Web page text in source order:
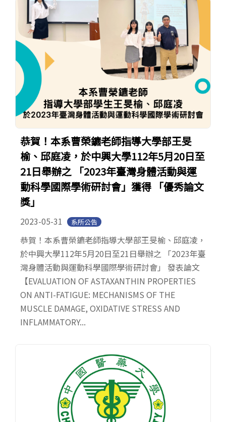
恭賀！本系曹榮鑣老師指導大學部王旻
榆、邱庭凌，於中興大學112年5月20日至
21日舉辦之 「2023年臺灣身體活動與運
動科學國際學術研討會」獲得 「優秀論文
獎」
2023-05-31 系所公告
恭賀！本系曹榮鑣老師指導大學部王旻榆、邱庭凌，
於中興大學112年5月20日至21日舉辦之 「2023年臺
灣身體活動與運動科學國際學術研討會」 發表論文
【EVALUATION OF ASTAXANTHIN PROPERTIES
ON ANTI-FATIGUE: MECHANISMS OF THE
MUSCLE DAMAGE, OXIDATIVE STRESS AND
INFLAMMATORY...